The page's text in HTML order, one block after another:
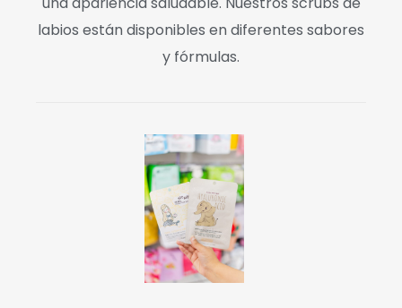
labios están disponibles en diferentes sabores
y fórmulas.